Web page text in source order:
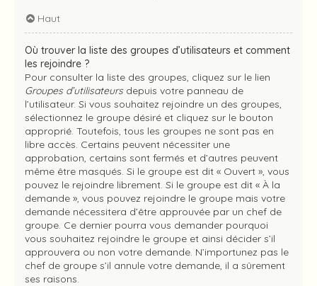
Haut
Où trouver la liste des groupes d’utilisateurs et comment
les rejoindre ?
Pour consulter la liste des groupes, cliquez sur le lien
Groupes d’utilisateursdepuis votre panneau de
l’utilisateur. Si vous souhaitez rejoindre un des groupes,
sélectionnez le groupe désiré et cliquez sur le bouton
approprié. Toutefois, tous les groupes ne sont pas en
libre accès. Certains peuvent nécessiter une
approbation, certains sont fermés et d’autres peuvent
même être masqués. Si le groupe est dit « Ouvert », vous
pouvez le rejoindre librement. Si le groupe est dit « À la
demande », vous pouvez rejoindre le groupe mais votre
demande nécessitera d’être approuvée par un chef de
groupe. Ce dernier pourra vous demander pourquoi
vous souhaitez rejoindre le groupe et ainsi décider s’il
approuvera ou non votre demande. N’importunez pas le
chef de groupe s’il annule votre demande, il a sûrement
ses raisons.